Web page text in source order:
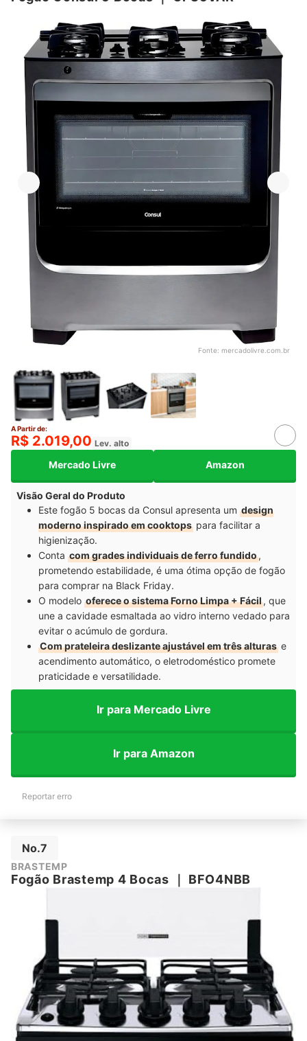
Fonte: mercadolivre.com.br
A Partir de:
R$ 2.019,00 Lev. alto
Mercado Livre Amazon
Visão Geral do Produto
Este fogão 5 bocas da Consul apresenta um design
moderno inspirado em cooktops para facilitar a
higienização.
Conta com grades individuais de ferro fundido,
prometendo estabilidade, é uma ótima opção de fogão
para comprar na Black Friday.
O modelo oferece o sistema Forno Limpa + Fácil, que
une a cavidade esmaltada ao vidro interno vedado para
evitar o acúmulo de gordura.
Com prateleira deslizante ajustável em três alturas e
acendimento automático, o eletrodoméstico promete
praticidade e versatilidade.
Ir para Mercado Livre
Ir para Amazon
Reportar erro
No.7
BRASTEMP
Fogão Brastemp 4 Bocas ｜ BFO4NBB